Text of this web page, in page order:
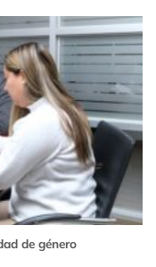
de género